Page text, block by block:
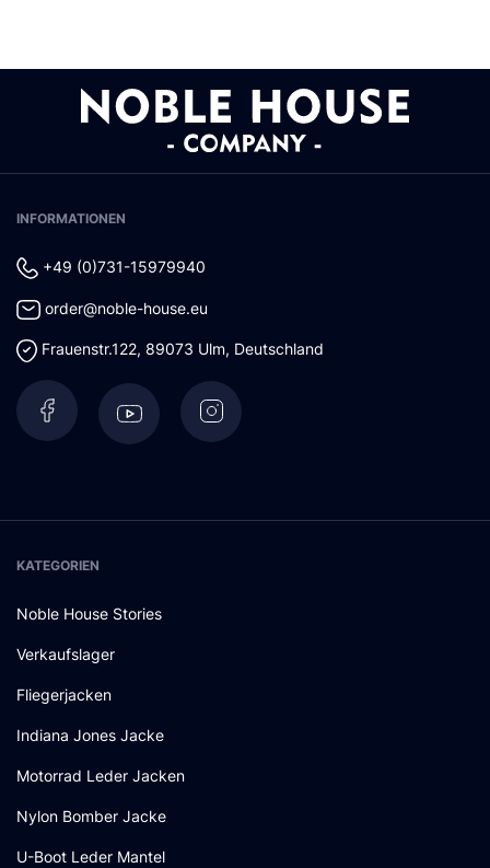
INFORMATIONEN
+49 (0)731-15979940
order@noble-house.eu
Frauenstr.122, 89073 Ulm, Deutschland
KATEGORIEN
Noble House Stories
Verkaufslager
Fliegerjacken
Indiana Jones Jacke
Motorrad Leder Jacken
Nylon Bomber Jacke
U-Boot Leder Mantel